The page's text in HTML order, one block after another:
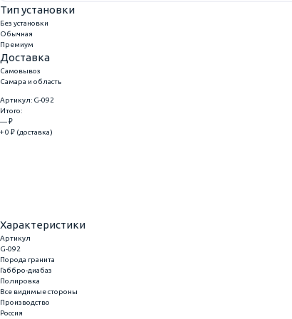
Тип установки
Без установки
Обычная
Премиум
Доставка
Самовывоз
Самара и область
Артикул: G-092
Итого:
— ₽
+ 0 ₽ (доставка)
Характеристики
Артикул
G-092
Порода гранита
Габбро-диабаз
Полировка
Все видимые стороны
Производство
Россия